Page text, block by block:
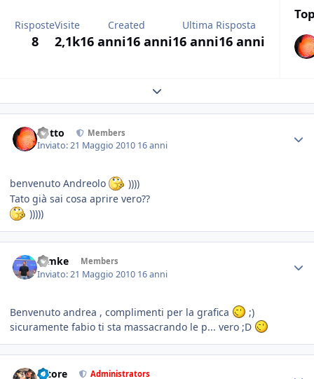
Risposte
8
Visite
2,1k
Created
16 anni16 anni
Ultima Risposta
16 anni16 anni
Expand topic overview
dotto Members
Inviato:21 Maggio 2010 16 anni
benvenuto Andreolo
))))
Tato già sai cosa aprire vero??
)))))
ramke Members
Inviato:21 Maggio 2010 16 anni
Benvenuto andrea , complimenti per la grafica
;)
sicuramente fabio ti sta massacrando le p... vero ;D
tatore Administrators